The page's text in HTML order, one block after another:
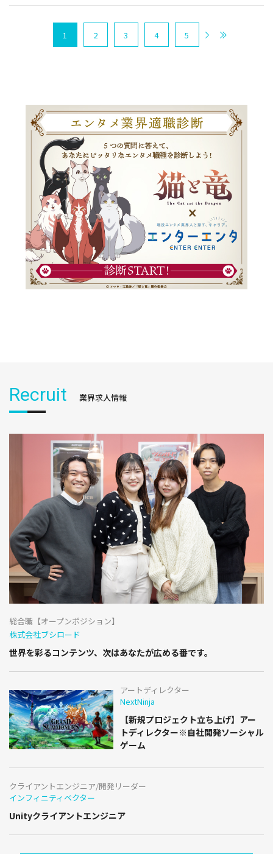
1 2 3 4 5
Recruit 業界求人情報
総合職【オープンポジション】
株式会社ブシロード
世界を彩るコンテンツ、次はあなたが広める番です。
アートディレクター
NextNinja
【新規プロジェクト立ち上げ】アー
トディレクター※自社開発ソーシャル
ゲーム
クライアントエンジニア/開発リーダー
インフィニティベクター
Unityクライアントエンジニア